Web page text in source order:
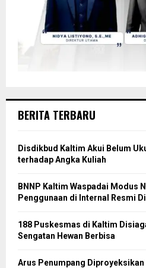
BERITA TERBARU
Disdikbud Kaltim Akui Belum
terhadap Angka Kuliah
BNNP Kaltim Waspadai Modus
Penggunaan di Internal Resmi
188 Puskesmas di Kaltim
Sengatan Hewan Berbisa
Arus Penumpang